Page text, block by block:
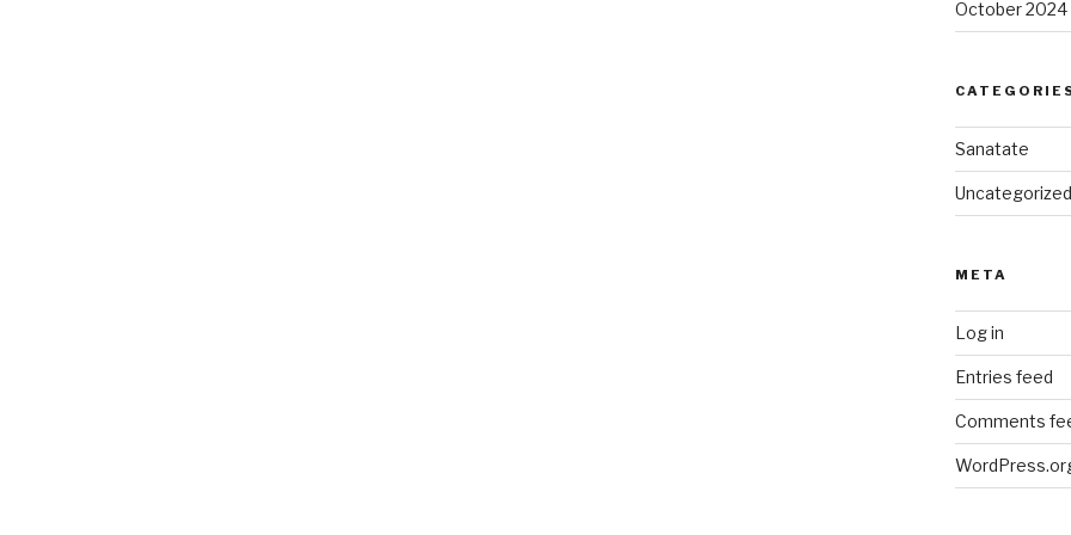
October 2024
Sanatate
Uncategorized
META
Log in
Entries feed
Comments